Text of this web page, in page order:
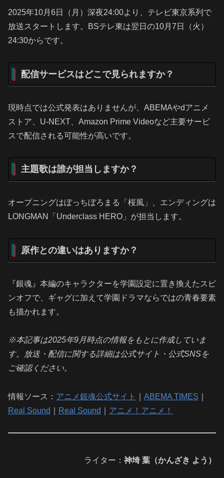
2025年10月6日（月）深夜24:00より、テレビ東京系列で
放送スタートします。BSテレ東は翌日の10月7日（火）
24:30からです。
配信サービスはどこで見られますか？
現時点では公式発表はありませんが、ABEMAやdアニメ
ストア、U-NEXT、Amazon Prime Videoなど主要サービ
スで配信される可能性が高いです。
主題歌は誰が担当しますか？
オープニングはぼっちぼろまる「桜風」、エンディングは
LONGMAN「Underclass HERO」が担当します。
原作との違いはありますか？
『銀魂』本編のキャラクターを学園設定に置き換えたスピ
ンオフで、ギャグに加えて学園ドラマならではの青春要素
も描かれます。
※本記事は2025年9月時点の情報をもとに作成していま
す。放送・配信に関する詳細は公式サイト・公式SNSを
ご確認ください。
情報ソース： アニメ銀魂公式サイト ABEMA TIMES
Real Sound
Real Sound アニメ！アニメ！
ライター： 神埼 葉（かんざき よう）